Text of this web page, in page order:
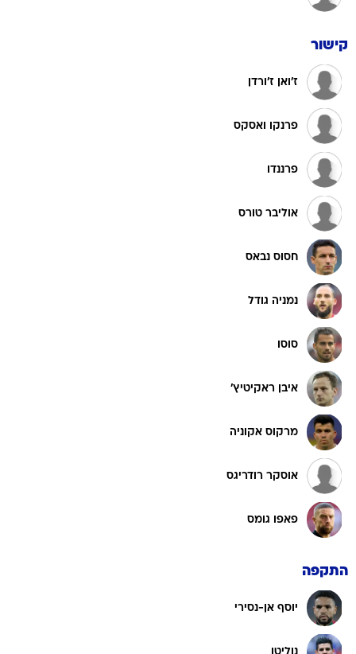
קישור
ז'ואן ז'ורדן
פרנקו ואסקס
פרננדו
אוליבר טורס
חסוס נבאס
נמניה גודל
סוסו
איבן ראקיטיץ'
מרקוס אקוניה
אוסקר רודריגס
פאפו גומס
התקפה
יוסף אן-נסירי
נוליטו